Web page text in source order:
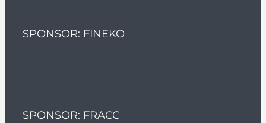
SPONSOR: FINEKO
SPONSOR: FRACC